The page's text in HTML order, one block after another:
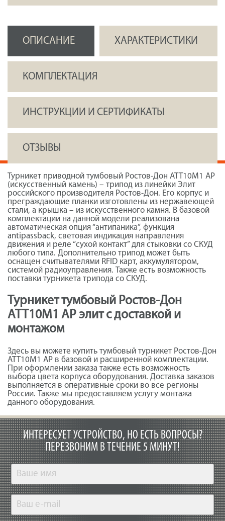
ОПИСАНИЕ ХАРАКТЕРИСТИКИ
КОМПЛЕКТАЦИЯ
ИНСТРУКЦИИ И СЕРТИФИКАТЫ
ОТЗЫВЫ
Турникет приводной тумбовый Ростов-Дон АТТ10М1 АР
(искусственный камень) – трипод из линейки Элит
российского производителя Ростов-Дон. Его корпус и
преграждающие планки изготовлены из нержавеющей
стали, а крышка – из искусственного камня. В базовой
комплектации на данной модели реализована
автоматическая опция “антипаника”, функция
antipassback, световая индикация направления
движения и реле “сухой контакт” для стыковки со СКУД
любого типа. Дополнительно трипод может быть
оснащен считывателями RFID карт, аккумулятором,
системой радиоуправления. Также есть возможность
поставки турникета трипода со СКУД.
Турникет тумбовый Ростов-Дон
АТТ10М1 АР элит с доставкой и
монтажом
Здесь вы можете купить тумбовый турникет Ростов-Дон
АТТ10М1 АР в базовой и расширенной комплектации.
При оформлении заказа также есть возможность
выбора цвета корпуса оборудования. Доставка заказов
выполняется в оперативные сроки во все регионы
России. Также мы предоставляем услугу монтажа
данного оборудования.
ИНТЕРЕСУЕТ УСТРОЙСТВО, НО ЕСТЬ ВОПРОСЫ?
ПЕРЕЗВОНИМ В ТЕЧЕНИЕ 5 МИНУТ!